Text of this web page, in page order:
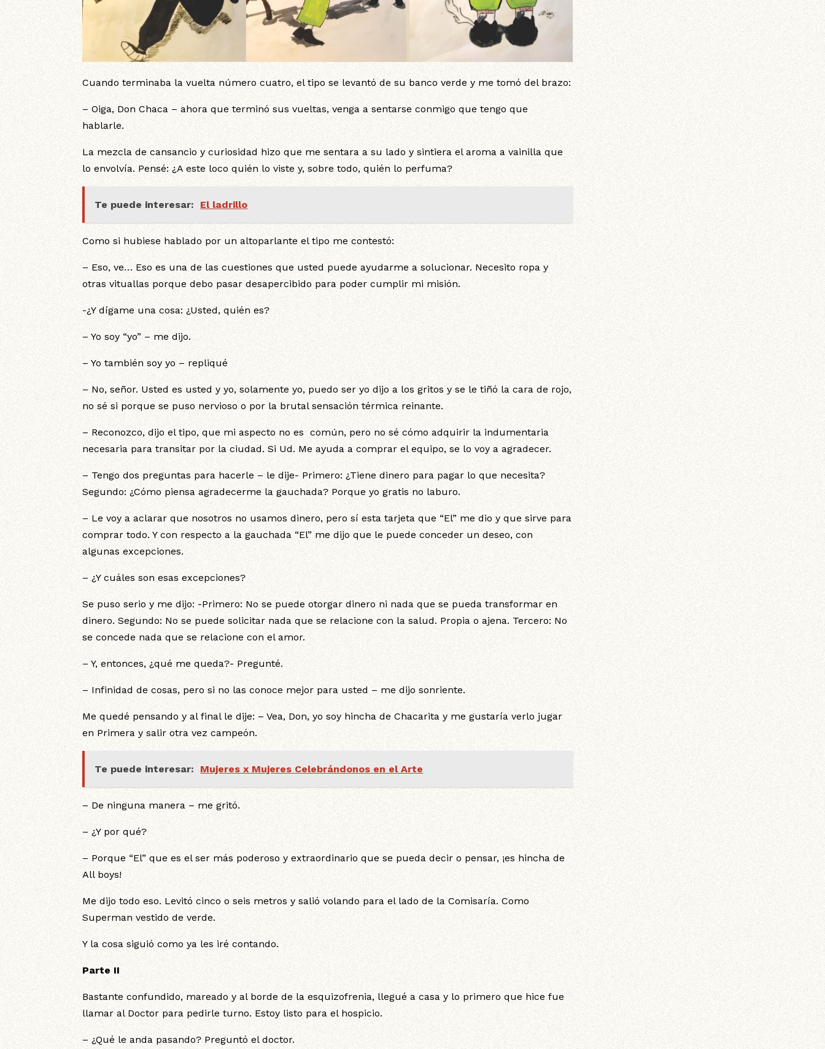
Cuando terminaba la vuelta número cuatro, el tipo se levantó de su banco verde y me tomó del brazo:
– Oiga, Don Chaca – ahora que terminó sus vueltas, venga a sentarse conmigo que tengo que
hablarle.
La mezcla de cansancio y curiosidad hizo que me sentara a su lado y sintiera el aroma a vainilla que
lo envolvía. Pensé: ¿A este loco quién lo viste y, sobre todo, quién lo perfuma?
Te puede interesar: El ladrillo
Como si hubiese hablado por un altoparlante el tipo me contestó:
– Eso, ve… Eso es una de las cuestiones que usted puede ayudarme a solucionar. Necesito ropa y
otras vituallas porque debo pasar desapercibido para poder cumplir mi misión.
-¿Y dígame una cosa: ¿Usted, quién es?
– Yo soy “yo” – me dijo.
– Yo también soy yo – repliqué
– No, señor. Usted es usted y yo, solamente yo, puedo ser yo dijo a los gritos y se le tiñó la cara de rojo,
no sé si porque se puso nervioso o por la brutal sensación térmica reinante.
– Reconozco, dijo el tipo, que mi aspecto no es común, pero no sé cómo adquirir la indumentaria
necesaria para transitar por la ciudad. Si Ud. Me ayuda a comprar el equipo, se lo voy a agradecer.
– Tengo dos preguntas para hacerle – le dije- Primero: ¿Tiene dinero para pagar lo que necesita?
Segundo: ¿Cómo piensa agradecerme la gauchada? Porque yo gratis no laburo.
– Le voy a aclarar que nosotros no usamos dinero, pero sí esta tarjeta que “El” me dio y que sirve para
comprar todo. Y con respecto a la gauchada “El” me dijo que le puede conceder un deseo, con
algunas excepciones.
– ¿Y cuáles son esas excepciones?
Se puso serio y me dijo: -Primero: No se puede otorgar dinero ni nada que se pueda transformar en
dinero. Segundo: No se puede solicitar nada que se relacione con la salud. Propia o ajena. Tercero: No
se concede nada que se relacione con el amor.
– Y, entonces, ¿qué me queda?- Pregunté.
– Infinidad de cosas, pero si no las conoce mejor para usted – me dijo sonriente.
Me quedé pensando y al final le dije: – Vea, Don, yo soy hincha de Chacarita y me gustaría verlo jugar
en Primera y salir otra vez campeón.
Te puede interesar: Mujeres x Mujeres Celebrándonos en el Arte
– De ninguna manera – me gritó.
– ¿Y por qué?
– Porque “El” que es el ser más poderoso y extraordinario que se pueda decir o pensar, ¡es hincha de
All boys!
Me dijo todo eso. Levitó cinco o seis metros y salió volando para el lado de la Comisaría. Como
Superman vestido de verde.
Y la cosa siguió como ya les iré contando.
Parte II
Bastante confundido, mareado y al borde de la esquizofrenia, llegué a casa y lo primero que hice fue
llamar al Doctor para pedirle turno. Estoy listo para el hospicio.
– ¿Qué le anda pasando? Preguntó el doctor.